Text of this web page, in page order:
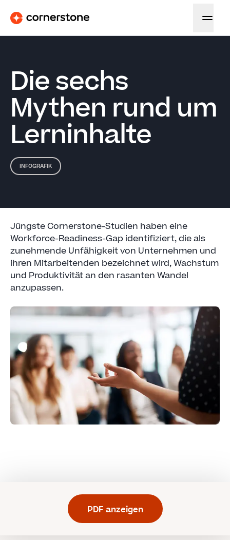
Die sechs
Mythen rund um
Lerninhalte
INFOGRAFIK
Jüngste Cornerstone-Studien haben eine
Workforce-Readiness-Gap identifiziert, die als
zunehmende Unfähigkeit von Unternehmen und
ihren Mitarbeitenden bezeichnet wird, Wachstum
und Produktivität an den rasanten Wandel
anzupassen.
PDF anzeigen